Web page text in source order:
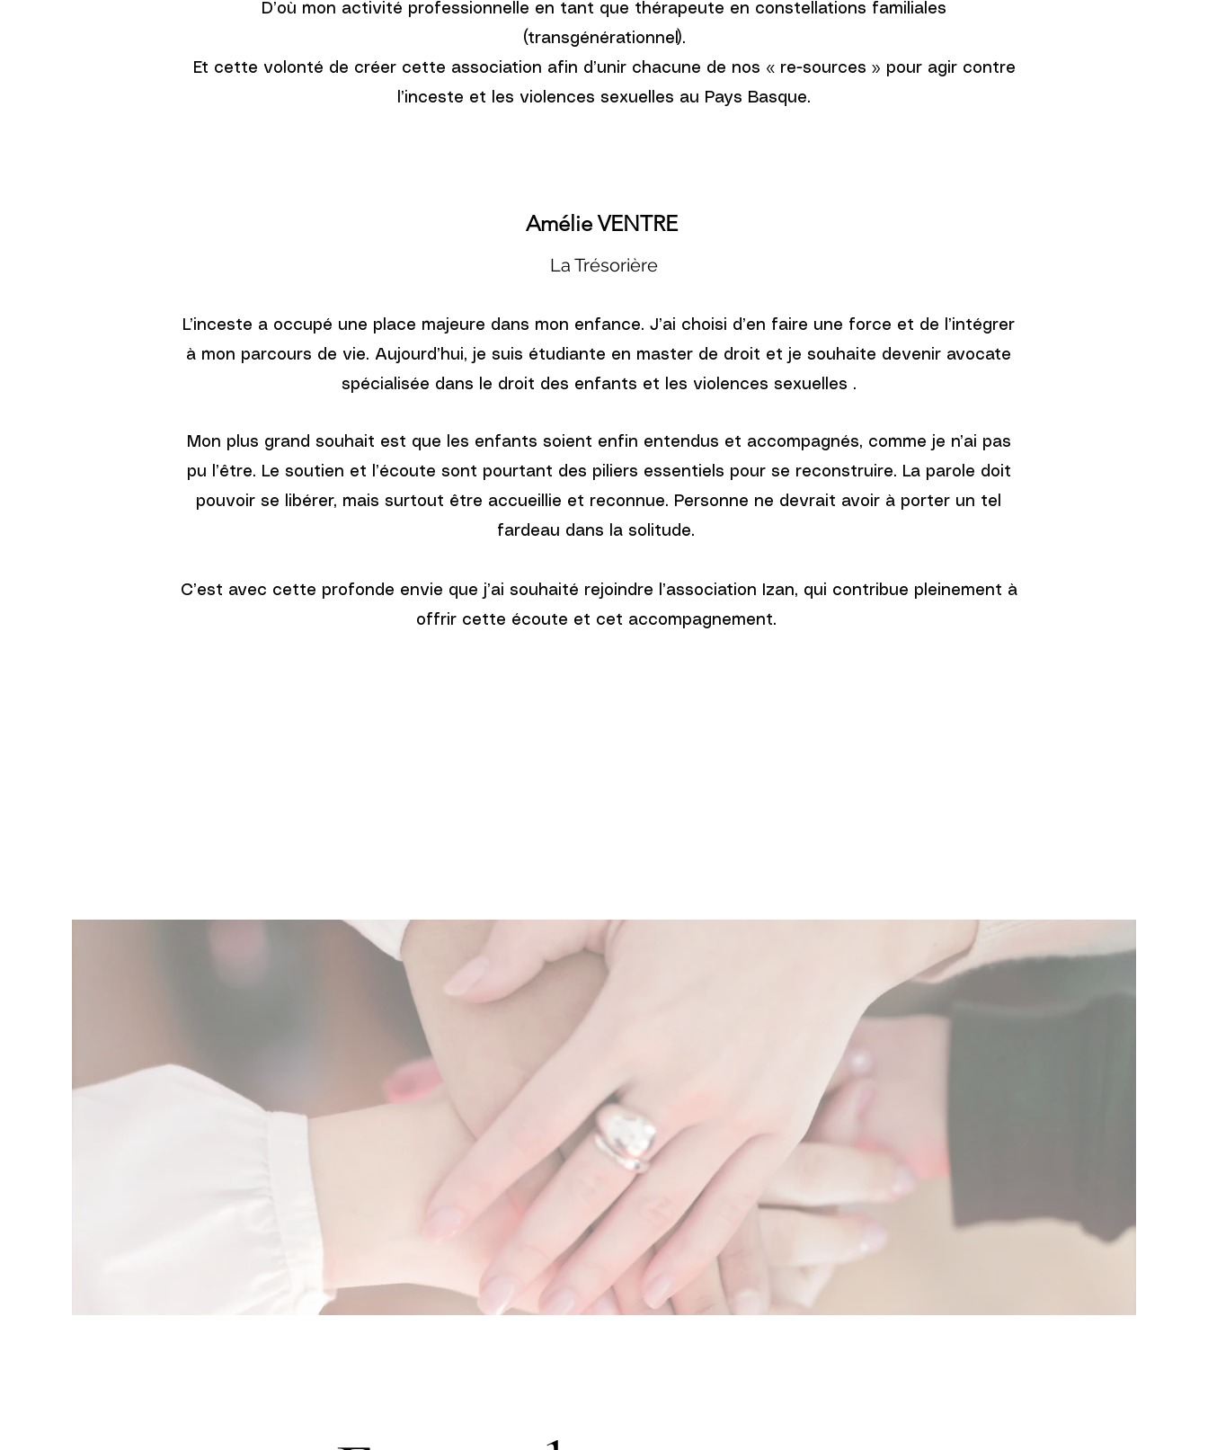
D’où mon activité professionnelle en tant que thérapeute en constellations familiales
(transgénérationnel).
Et cette volonté de créer cette association afin d’unir chacune de nos « re-sources » pour agir contre
l’inceste et les violences sexuelles au Pays Basque.
Amélie VENTRE
La Trésorière
L’inceste a occupé une place majeure dans mon enfance. J’ai choisi d’en faire une force et de l’intégrer
à mon parcours de vie. Aujourd’hui, je suis étudiante en master de droit et je souhaite devenir avocate
spécialisée dans le droit des enfants et les violences sexuelles .
Mon plus grand souhait est que les enfants soient enfin entendus et accompagnés, comme je n’ai pas
pu l’être. Le soutien et l’écoute sont pourtant des piliers essentiels pour se reconstruire. La parole doit
pouvoir se libérer, mais surtout être accueillie et reconnue. Personne ne devrait avoir à porter un tel
fardeau dans la solitude.
C’est avec cette profonde envie que j’ai souhaité rejoindre l’association Izan, qui contribue pleinement à
offrir cette écoute et cet accompagnement.